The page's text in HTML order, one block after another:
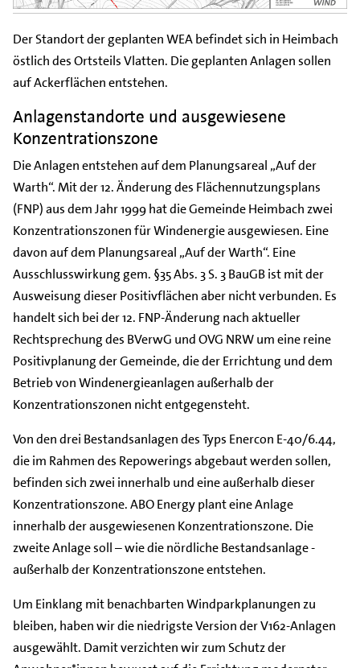
Der Standort der geplanten WEA befindet sich in Heimbach
östlich des Ortsteils Vlatten. Die geplanten Anlagen sollen
auf Ackerflächen entstehen.
Anlagenstandorte und ausgewiesene
Konzentrationszone
Die Anlagen entstehen auf dem Planungsareal „Auf der
Warth“. Mit der 12. Änderung des Flächennutzungsplans
(FNP) aus dem Jahr 1999 hat die Gemeinde Heimbach zwei
Konzentrationszonen für Windenergie ausgewiesen. Eine
davon auf dem Planungsareal „Auf der Warth“. Eine
Ausschlusswirkung gem. §35 Abs. 3 S. 3 BauGB ist mit der
Ausweisung dieser Positivflächen aber nicht verbunden. Es
handelt sich bei der 12. FNP-Änderung nach aktueller
Rechtsprechung des BVerwG und OVG NRW um eine reine
Positivplanung der Gemeinde, die der Errichtung und dem
Betrieb von Windenergieanlagen außerhalb der
Konzentrationszonen nicht entgegensteht.
Von den drei Bestandsanlagen des Typs Enercon E-40/6.44,
die im Rahmen des Repowerings abgebaut werden sollen,
befinden sich zwei innerhalb und eine außerhalb dieser
Konzentrationszone. ABO Energy plant eine Anlage
innerhalb der ausgewiesenen Konzentrationszone. Die
zweite Anlage soll – wie die nördliche Bestandsanlage -
außerhalb der Konzentrationszone entstehen.
Um Einklang mit benachbarten Windparkplanungen zu
bleiben, haben wir die niedrigste Version der V162-Anlagen
ausgewählt. Damit verzichten wir zum Schutz der